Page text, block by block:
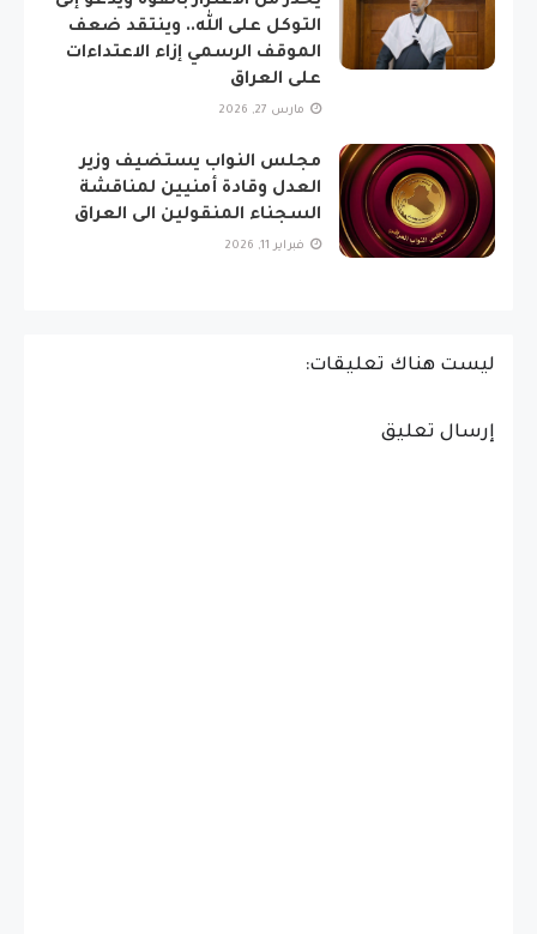
التوكل على الله.. وينتقد ضعف
الموقف الرسمي إزاء الاعتداءات
على العراق
مارس 27, 2026
مجلس النواب يستضيف وزير
العدل وقادة أمنيين لمناقشة
السجناء المنقولين الى العراق
فبراير 11, 2026
ليست هناك تعليقات:
إرسال تعليق